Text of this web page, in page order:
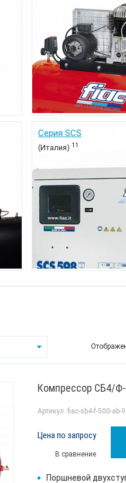
Серия SCS
(Италия) 11
Компрессор СБ4/
Артикул: fiac-sb4-f-500-ab-
Поршневой
Цена по запросу
В сравнение